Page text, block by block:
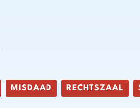
MISDAAD RECHTSZAAL